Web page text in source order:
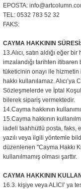
EPOSTA:
TEL: 0532 783 52 32
FAKS:
CAYMA HAKKININ SÜRESİ:
13.Alıcı, satın aldığı eğer
imzalandığı tarihten
tüketicinin onayı ile
hakkı kullanılamaz.
Sözleşmelerde ve İptal
bilerek sipariş vermektedir.
14.Cayma hakkının
15.Cayma hakkının
iadeli taahhütlü posta, faks,
yazılı veya ilgili yöntemle
düzenlenen "Cayma Hakkı
kullanılmamış olması şarttır.
CAYMA HAKKININ
16.3. kişiye veya ALICI’ ya